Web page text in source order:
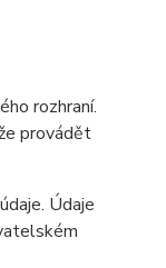
rozhraní.
provádět
Údaje